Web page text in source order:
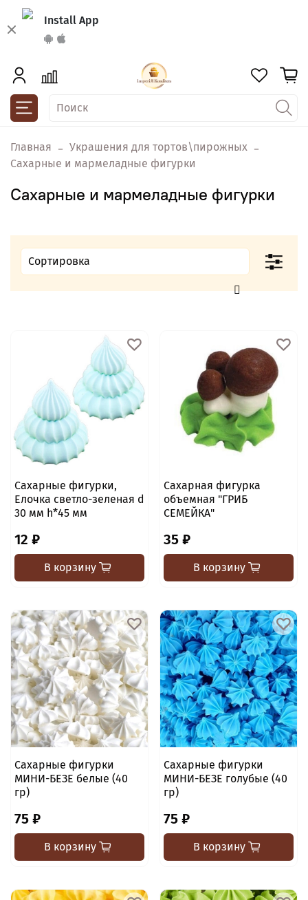
Install App
Главная
Украшения для тортов\пирожных
Сахарные и мармеладные фигурки
Сахарные и мармеладные фигурки
Сахарные фигурки,
Елочка светло-зеленая d
30 мм h*45 мм
12 ₽
В корзину
Сахарная фигурка
объемная "ГРИБ
СЕМЕЙКА"
35 ₽
В корзину
Сахарные фигурки
МИНИ-БЕЗЕ белые (40
гр)
75 ₽
В корзину
Сахарные фигурки
МИНИ-БЕЗЕ голубые (40
гр)
75 ₽
В корзину